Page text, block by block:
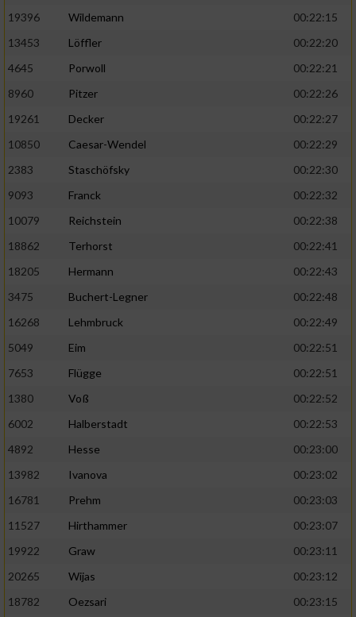
19396
Wildemann
00:22:15
13453
Löffler
00:22:20
4645
Porwoll
00:22:21
8960
Pitzer
00:22:26
19261
Decker
00:22:27
10850
Caesar-Wendel
00:22:29
2383
Staschöfsky
00:22:30
9093
Franck
00:22:32
10079
Reichstein
00:22:38
18862
Terhorst
00:22:41
18205
Hermann
00:22:43
3475
Buchert-Legner
00:22:48
16268
Lehmbruck
00:22:49
5049
Eim
00:22:51
7653
Flügge
00:22:51
1380
Voß
00:22:52
6002
Halberstadt
00:22:53
4892
Hesse
00:23:00
13982
Ivanova
00:23:02
16781
Prehm
00:23:03
11527
Hirthammer
00:23:07
19922
Graw
00:23:11
20265
Wijas
00:23:12
18782
Oezsari
00:23:15